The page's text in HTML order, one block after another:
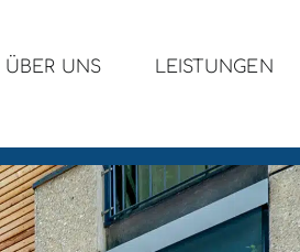
ÜBER UNS LEISTUNGEN